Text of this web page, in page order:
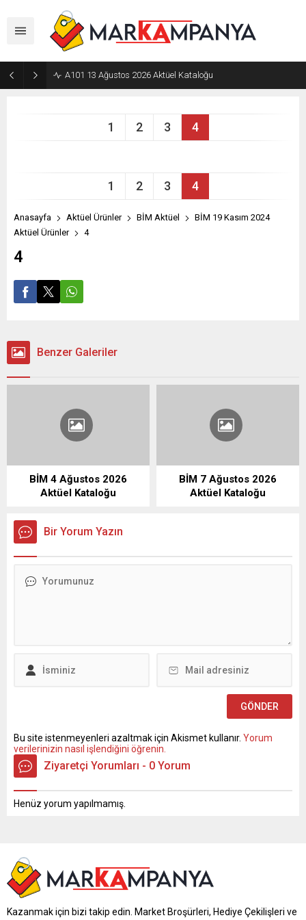
A101 13 Ağustos 2026 Aktüel Kataloğu
1 2 3 4
1 2 3 4
Anasayfa Aktüel Ürünler BİM Aktüel
BİM 19 Kasım 2024
Aktüel Ürünler
4
4
Benzer Galeriler
BİM 4 Ağustos 2026
Aktüel Kataloğu
BİM 7 Ağustos 2026
Aktüel Kataloğu
Bir Yorum Yazın
Bu site istenmeyenleri azaltmak için Akismet kullanır. Yorum
verilerinizin nasıl işlendiğini öğrenin.
Ziyaretçi Yorumları - 0 Yorum
Henüz yorum yapılmamış.
Kazanmak için bizi takip edin. Market Broşürleri, Hediye Çekilişleri ve